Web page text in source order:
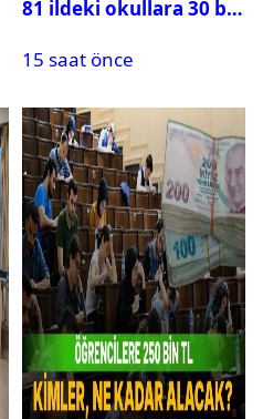
81 ildeki okullara 30 bin
alınacak
15 saat önce